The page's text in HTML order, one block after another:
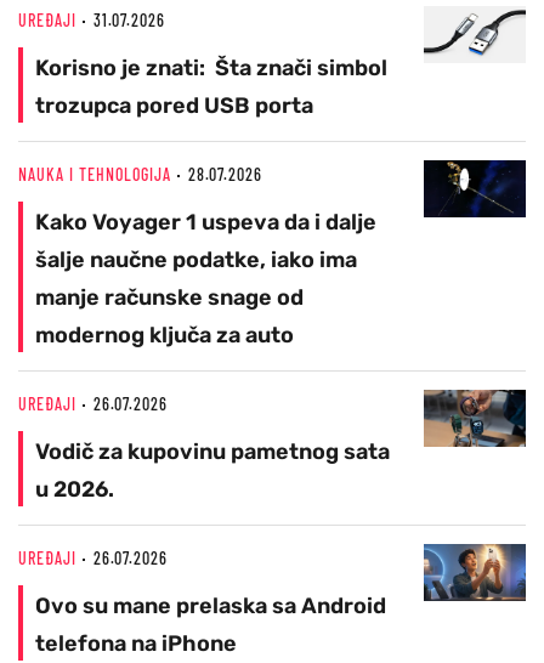
UREĐAJI 31.07.2026
Korisno je znati: Šta znači simbol
trozupca pored USB porta
NAUKA I TEHNOLOGIJA 28.07.2026
Kako Voyager 1 uspeva da i dalje
šalje naučne podatke, iako ima
manje računske snage od
modernog ključa za auto
UREĐAJI 26.07.2026
Vodič za kupovinu pametnog sata
u 2026.
UREĐAJI 26.07.2026
Ovo su mane prelaska sa Android
telefona na iPhone